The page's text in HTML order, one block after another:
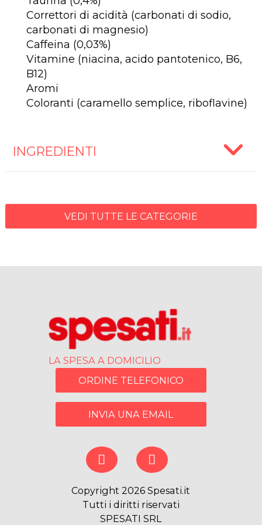
Correttori di acidità (carbonati di sodio,
carbonati di magnesio)
Caffeina (0,03%)
Vitamine (niacina, acido pantotenico, B6,
B12)
Aromi
Coloranti (caramello semplice, riboflavine)
INGREDIENTI
VEDI TUTTE LE CATEGORIE
LA SPESA A DOMICILIO
ORDINE TELEFONICO
INVIA UNA EMAIL
Copyright 2026 Spesati.it
Tutti i diritti riservati
SPESATI SRL